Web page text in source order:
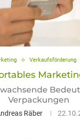
Verkaufsförderung
Verpackungen
Räber